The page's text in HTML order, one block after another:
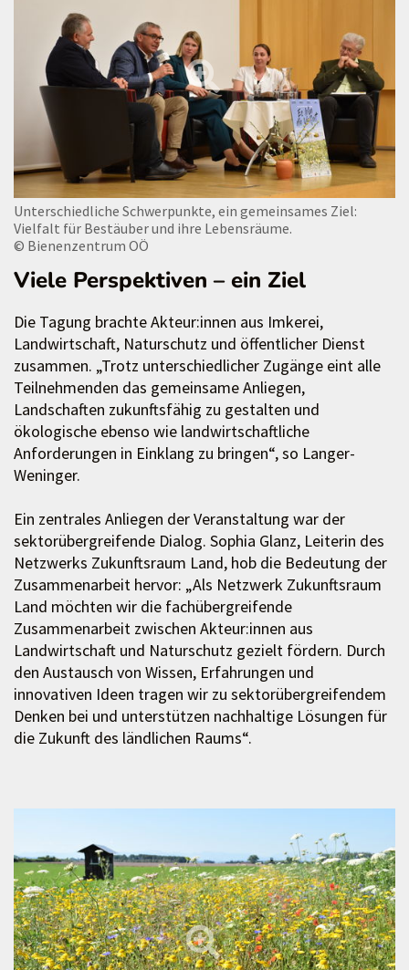
Unterschiedliche Schwerpunkte, ein gemeinsames Ziel:
Vielfalt für Bestäuber und ihre Lebensräume.
© Bienenzentrum OÖ
Viele Perspektiven – ein Ziel
Die Tagung brachte Akteur:innen aus Imkerei,
Landwirtschaft, Naturschutz und öffentlicher Dienst
zusammen. „Trotz unterschiedlicher Zugänge eint alle
Teilnehmenden das gemeinsame Anliegen,
Landschaften zukunftsfähig zu gestalten und
ökologische ebenso wie landwirtschaftliche
Anforderungen in Einklang zu bringen“, so Langer-
Weninger.
Ein zentrales Anliegen der Veranstaltung war der
sektorübergreifende Dialog. Sophia Glanz, Leiterin des
Netzwerks Zukunftsraum Land, hob die Bedeutung der
Zusammenarbeit hervor: „Als Netzwerk Zukunftsraum
Land möchten wir die fachübergreifende
Zusammenarbeit zwischen Akteur:innen aus
Landwirtschaft und Naturschutz gezielt fördern. Durch
den Austausch von Wissen, Erfahrungen und
innovativen Ideen tragen wir zu sektorübergreifendem
Denken bei und unterstützen nachhaltige Lösungen für
die Zukunft des ländlichen Raums“.